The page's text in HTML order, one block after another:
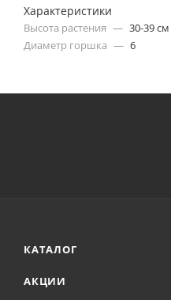
Характеристики
Высота растения — 30-39 см
Диаметр горшка — 6
КАТАЛОГ
АКЦИИ